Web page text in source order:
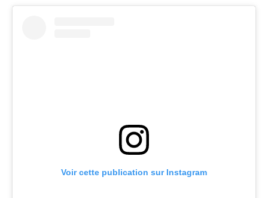
Voir cette publication sur Instagram